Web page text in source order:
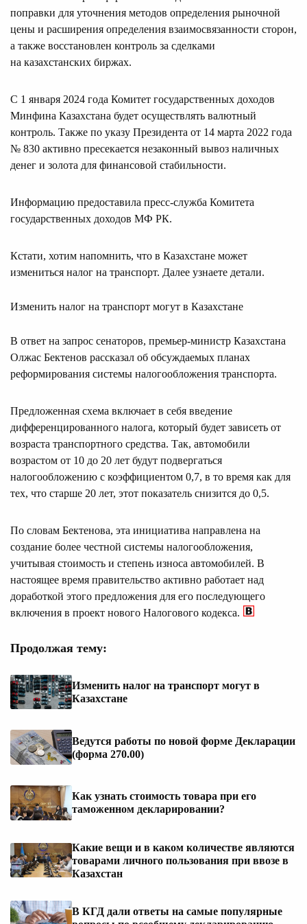
поправки для уточнения методов определения рыночной
цены и расширения определения взаимосвязанности сторон,
а также восстановлен контроль за сделками
на казахстанских биржах.
С 1 января 2024 года Комитет государственных доходов
Минфина Казахстана будет осуществлять валютный
контроль. Также по указу Президента от 14 марта 2022 года
№ 830 активно пресекается незаконный вывоз наличных
денег и золота для финансовой стабильности.
Информацию предоставила пресс-служба Комитета
государственных доходов МФ РК.
Кстати, хотим напомнить, что в Казахстане может
измениться налог на транспорт. Далее узнаете детали.
Изменить налог на транспорт могут в Казахстане
В ответ на запрос сенаторов, премьер-министр Казахстана
Олжас Бектенов рассказал об обсуждаемых планах
реформирования системы налогообложения транспорта.
Предложенная схема включает в себя введение
дифференцированного налога, который будет зависеть от
возраста транспортного средства. Так, автомобили
возрастом от 10 до 20 лет будут подвергаться
налогообложению с коэффициентом 0,7, в то время как для
тех, что старше 20 лет, этот показатель снизится до 0,5.
По словам Бектенова, эта инициатива направлена на
создание более честной системы налогообложения,
учитывая стоимость и степень износа автомобилей. В
настоящее время правительство активно работает над
доработкой этого предложения для его последующего
включения в проект нового Налогового кодекса.
Продолжая тему:
Изменить налог на транспорт могут в
Казахстане
Ведутся работы по новой форме Декларации
(форма 270.00)
Как узнать стоимость товара при его
таможенном декларировании?
Какие вещи и в каком количестве являются
товарами личного пользования при ввозе в
Казахстан
В КГД дали ответы на самые популярные